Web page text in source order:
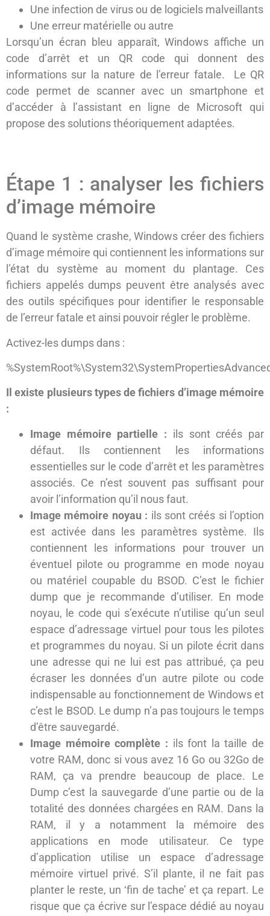
Une infection de virus ou de logiciels malveillants
Une erreur matérielle ou autre
Lorsqu’un écran bleu apparaît, Windows affiche un
code d’arrêt et un QR code qui donnent des
informations sur la nature de l’erreur fatale. Le QR
code permet de scanner avec un smartphone et
d’accéder à l’assistant en ligne de Microsoft qui
propose des solutions théoriquement adaptées.
Étape 1 : analyser les fichiers
d’image mémoire
Quand le système crashe, Windows créer des fichiers
d’image mémoire qui contiennent les informations sur
l’état du système au moment du plantage. Ces
fichiers appelés dumps peuvent être analysés avec
des outils spécifiques pour identifier le responsable
de l’erreur fatale et ainsi pouvoir régler le problème.
Activez-les dumps dans :
Il existe plusieurs types de fichiers d’image mémoire
:
Image mémoire partielle : ils sont créés par
défaut. Ils contiennent les informations
essentielles sur le code d’arrêt et les paramètres
associés. Ce n’est souvent pas suffisant pour
avoir l’information qu’il nous faut.
Image mémoire noyau : ils sont créés si l’option
est activée dans les paramètres système. Ils
contiennent les informations pour trouver un
éventuel pilote ou programme en mode noyau
ou matériel coupable du BSOD. C’est le fichier
dump que je recommande d’utiliser. En mode
noyau, le code qui s’exécute n’utilise qu’un seul
espace d’adressage virtuel pour tous les pilotes
et programmes du noyau. Si un pilote écrit dans
une adresse qui ne lui est pas attribué, ça peu
écraser les données d’un autre pilote ou code
indispensable au fonctionnement de Windows et
c’est le BSOD. Le dump n’a pas toujours le temps
d’être sauvegardé.
Image mémoire complète : ils font la taille de
votre RAM, donc si vous avez 16 Go ou 32Go de
RAM, ça va prendre beaucoup de place. Le
Dump c’est la sauvegarde d’une partie ou de la
totalité des données chargées en RAM. Dans la
RAM, il y a notamment la mémoire des
applications en mode utilisateur. Ce type
d’application utilise un espace d’adressage
mémoire virtuel privé. S’il plante, il ne fait pas
planter le reste, un ‘fin de tache’ et ça repart. Le
risque que ça écrive sur l’espace dédié au noyau